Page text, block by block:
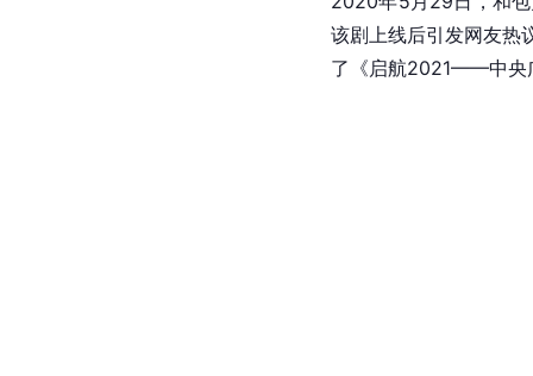
该剧上线后引发网友热
了《启航2021——中央